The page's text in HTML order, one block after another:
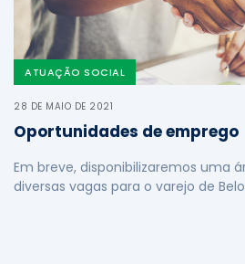
ATUAÇÃO SOCIAL
28 DE MAIO DE 2021
Oportunidades de emprego
Em breve, disponibilizaremos uma
diversas vagas para o varejo de